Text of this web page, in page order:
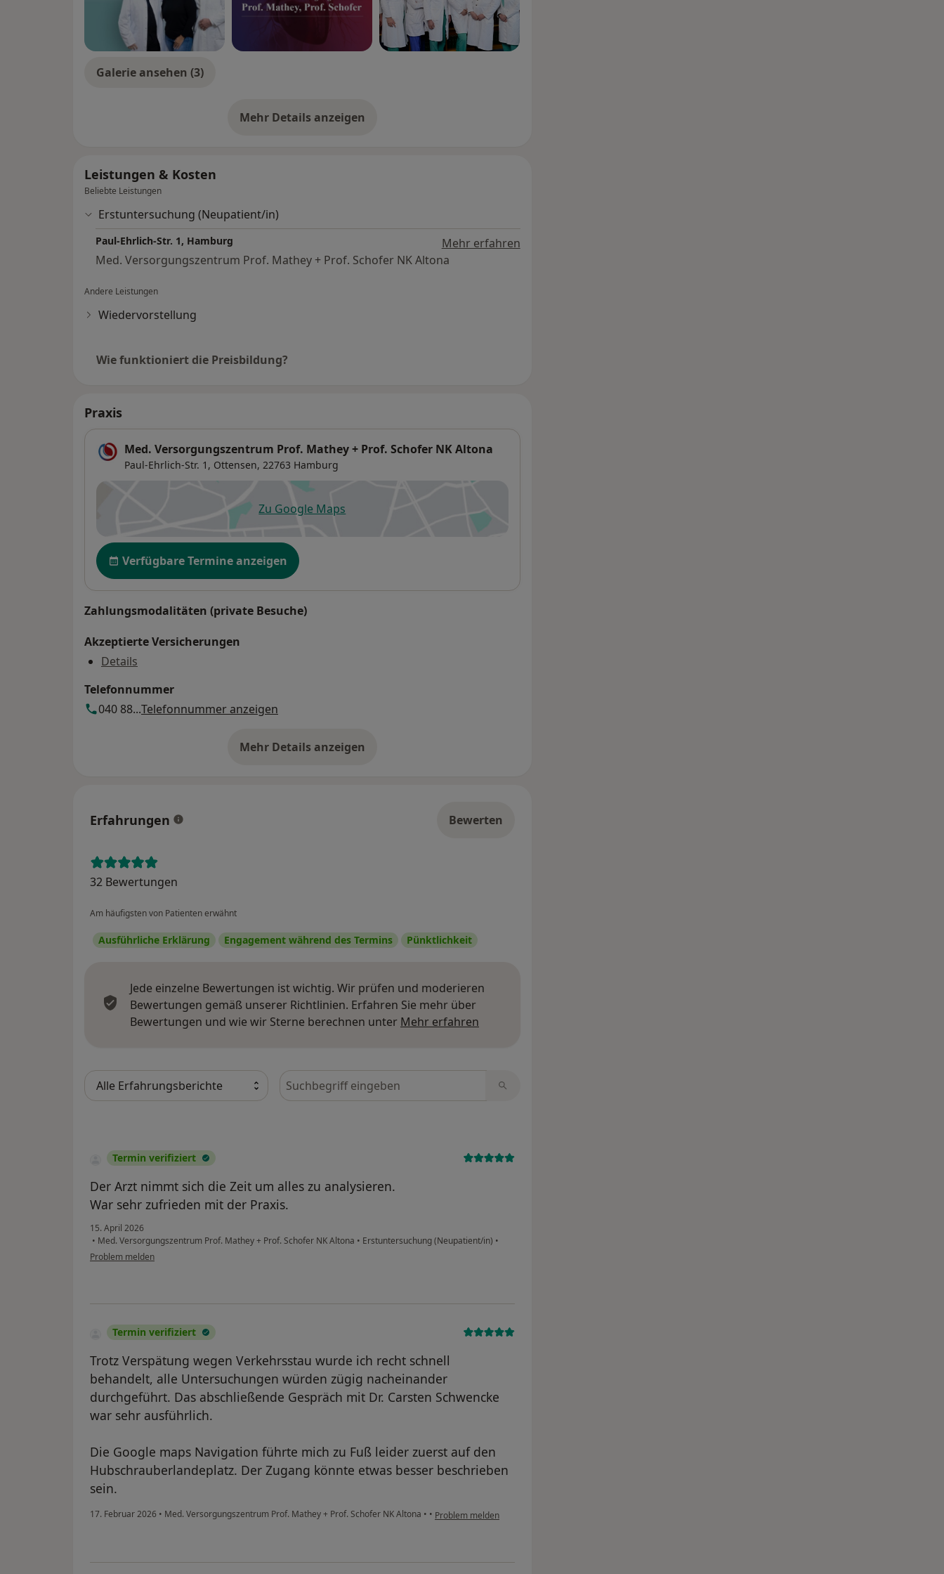
Schrittmacherambulanz
Herzkatheter
Herzklappenerkrankungen
Galerie ansehen (3)
Mehr Details anzeigen
über Erfahrungen
Leistungen & Kosten
Beliebte Leistungen
Erstuntersuchung (Neupatient/in)
Paul-Ehrlich-Str. 1, Hamburg
Mehr erfahren
Med. Versorgungszentrum Prof. Mathey + Prof. Schofer NK Altona
Andere Leistungen
Wiedervorstellung
Wie funktioniert die Preisbildung?
Praxis
Med. Versorgungszentrum Prof. Mathey + Prof. Schofer NK Altona
Paul-Ehrlich-Str. 1, Ottensen, 22763 Hamburg
Zu Google Mapsöffnet in einer neuen Registerkarte
Verfügbarkeit
Verfügbare Termine anzeigen
Zahlungsmodalitäten (private Besuche)
Akzeptierte Versicherungen
Details
Telefonnummer
040 88...Telefonnummer anzeigen
Mehr Details anzeigen
über die Adresse
Erfahrungen Bewerten
32 Bewertungen
Am häufigsten von Patienten erwähnt
Ausführliche Erklärung Engagement während des Termins Pünktlichkeit
Jede einzelne Bewertungen ist wichtig. Wir prüfen und moderieren
Bewertungen gemäß unserer Richtlinien. Erfahren Sie mehr über
Bewertungen und wie wir Sterne berechnen unter Mehr erfahren
Bewertungen durchsuchen
Termin verifiziert
Der Arzt nimmt sich die Zeit um alles zu analysieren.
War sehr zufrieden mit der Praxis.
15. April 2026
• Med. Versorgungszentrum Prof. Mathey + Prof. Schofer NK Altona • Erstuntersuchung (Neupatient/in) •
Problem melden
Termin verifiziert
Trotz Verspätung wegen Verkehrsstau wurde ich recht schnell
behandelt, alle Untersuchungen würden zügig nacheinander
durchgeführt. Das abschließende Gespräch mit Dr. Carsten Schwencke
war sehr ausführlich.
Die Google maps Navigation führte mich zu Fuß leider zuerst auf den
Hubschrauberlandeplatz. Der Zugang könnte etwas besser beschrieben
sein.
17. Februar 2026 • Med. Versorgungszentrum Prof. Mathey + Prof. Schofer NK Altona • • Problem melden